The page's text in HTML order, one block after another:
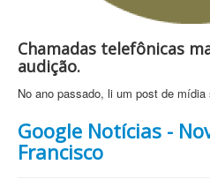
Chamadas telefônicas
audição.
No ano passado, li um post de
Google Notícias -
Francisco